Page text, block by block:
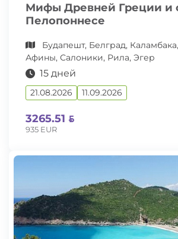
Мифы Древней Греции и
Пелопоннесе
Будапешт, Белград,
Афины, Салоники, Рила, Эгер
15 дней
21.08.2026 11.09.2026
3265.51
935 EUR